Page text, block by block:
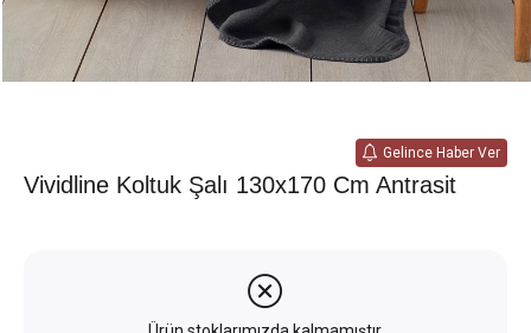
Gelince Haber Ver
Vividline Koltuk Şalı 130x170 Cm Antrasit